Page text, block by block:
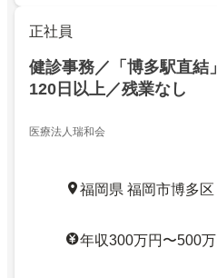
正社員
健診事務／「博多駅直結
120日以上／残業なし
医療法人瑞和会
福岡県 福岡市博多
年収300万円〜500万